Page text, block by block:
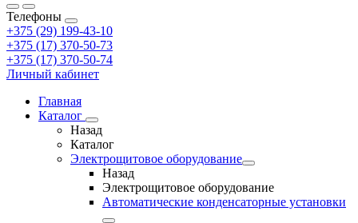
Телефоны
+375 (29) 199-43-10
+375 (17) 370-50-73
+375 (17) 370-50-74
Личный кабинет
Главная
Каталог
Назад
Каталог
Электрощитовое оборудование
Назад
Электрощитовое оборудование
Автоматические конденсаторные установки